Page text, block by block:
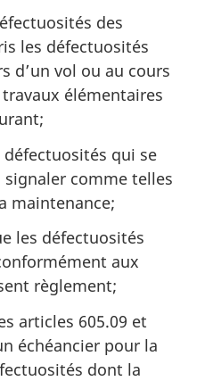
des
les défectuosités
d’un vol ou au cours
élémentaires
qui se
comme telles
maintenance;
les défectuosités
aux
règlement;
articles 605.09 et
échéancier pour la
dont la